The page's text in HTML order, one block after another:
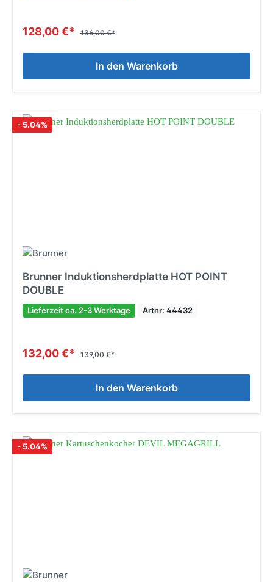
128,00 €* 136,00 €*
In den Warenkorb
- 5.04%
Brunner Induktionsherdplatte HOT POINT
DOUBLE
Lieferzeit ca. 2-3 Werktage Artnr: 44432
132,00 €* 139,00 €*
In den Warenkorb
- 5.04%